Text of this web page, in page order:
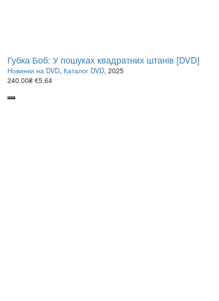
Губка Боб: У пошуках квадратних штанів [DVD]
Новинки на DVD, Каталог DVD, 2025
240.00₴ €5.64